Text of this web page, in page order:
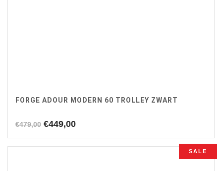
FORGE ADOUR MODERN 60 TROLLEY ZWART
€479,00 Oorspronkelijke
was:
€449,00Huidige
is:
SALE